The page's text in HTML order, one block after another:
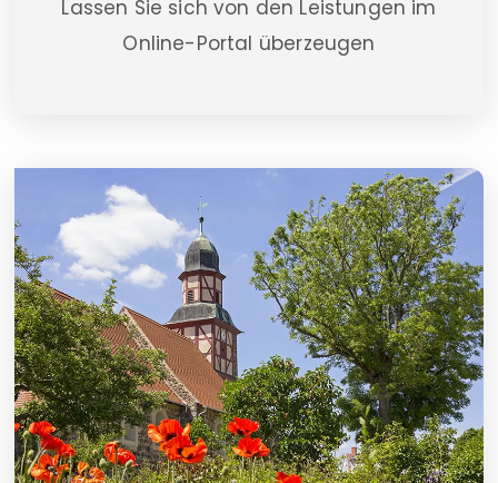
Lassen Sie sich von den Leistungen im
Online-Portal überzeugen